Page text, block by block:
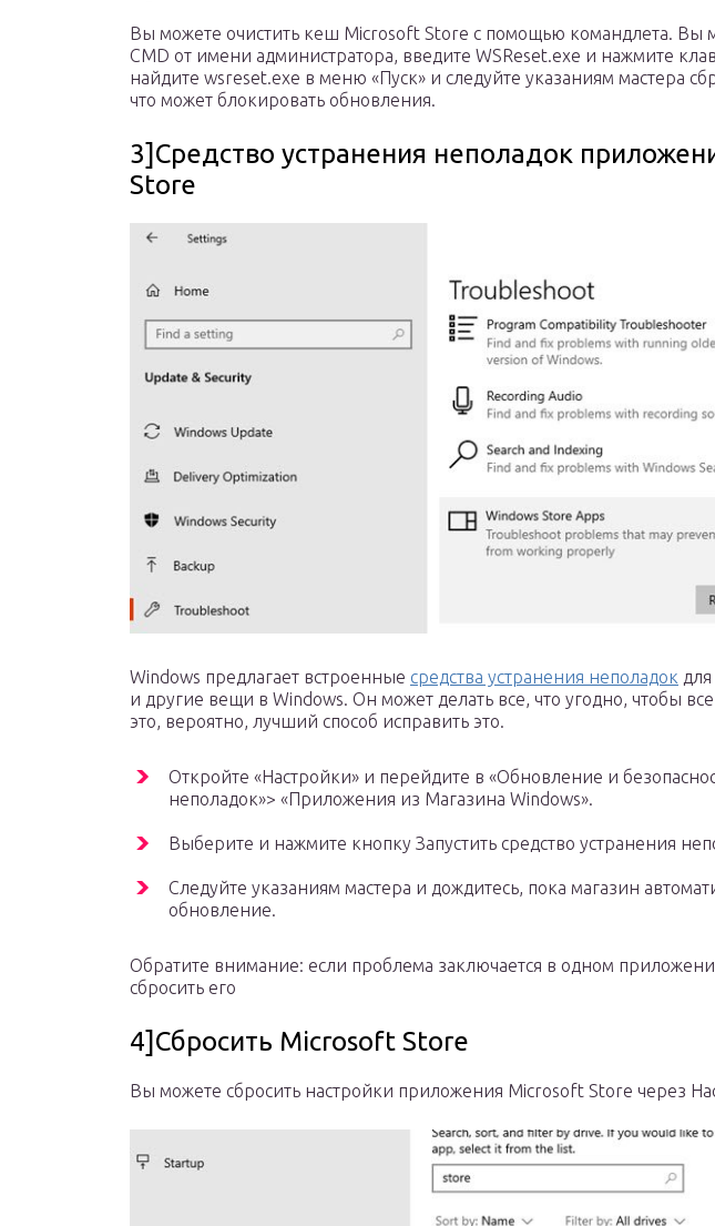
Вы можете очистить кеш Microsoft Store с помощью командлета. Вы
CMD от имени администратора, введите WSReset.exe и нажмите
найдите wsreset.exe в меню «Пуск» и следуйте указаниям мастера
что может блокировать обновления.
3]Средство устранения неполадок
Store
Windows предлагает встроенные средства устранения неполадок
и другие вещи в Windows. Он может делать все, что угодно, чтобы
это, вероятно, лучший способ исправить это.
Откройте «Настройки» и перейдите в «Обновление и
неполадок»> «Приложения из Магазина Windows».
Выберите и нажмите кнопку Запустить средство устранения
Следуйте указаниям мастера и дождитесь, пока магазин
обновление.
Обратите внимание: если проблема заключается в одном
сбросить его
4]Сбросить Microsoft Store
Вы можете сбросить настройки приложения Microsoft Store через